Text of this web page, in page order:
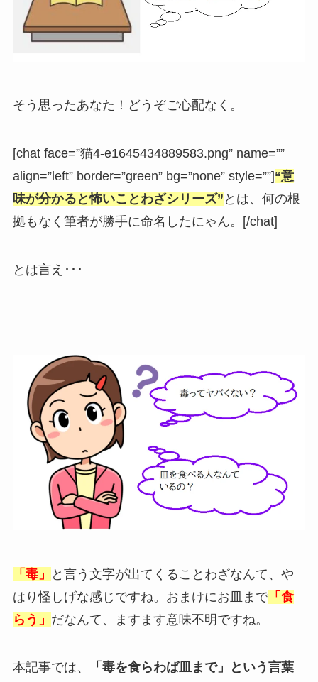
そう思ったあなた！どうぞご心配なく。
[chat face=”猫4-e1645434889583.png” name=””
align=”left” border=”green” bg=”none” style=””]“意
味が分かると怖いことわざシリーズ” とは、何の根
拠もなく筆者が勝手に命名したにゃん。[/chat]
とは言え･･･
「毒」
と言う文字が出てくることわざなんて、や
はり怪しげな感じですね。おまけにお皿まで「食
らう」 だなんて、ますます意味不明ですね。
本記事では、
「毒を食らわば皿まで」という言葉